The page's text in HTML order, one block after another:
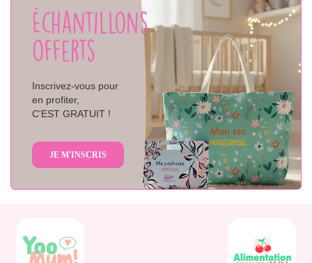
Échantillons
offerts
Inscrivez-vous pour
en profiter,
C'EST GRATUIT !
JE M'INSCRIS